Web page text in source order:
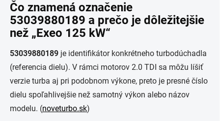
Čo znamená označenie
53039880189 a prečo je dôležitejšie
než „Exeo 125 kW“
53039880189 je identifikátor konkrétneho turbodúchadla
(referencia dielu). V rámci motorov 2.0 TDI sa môžu líšiť
verzie turba aj pri podobnom výkone, preto je presné číslo
dielu spoľahlivejšie než samotný výkon alebo názov
modelu. (noveturbo.sk)